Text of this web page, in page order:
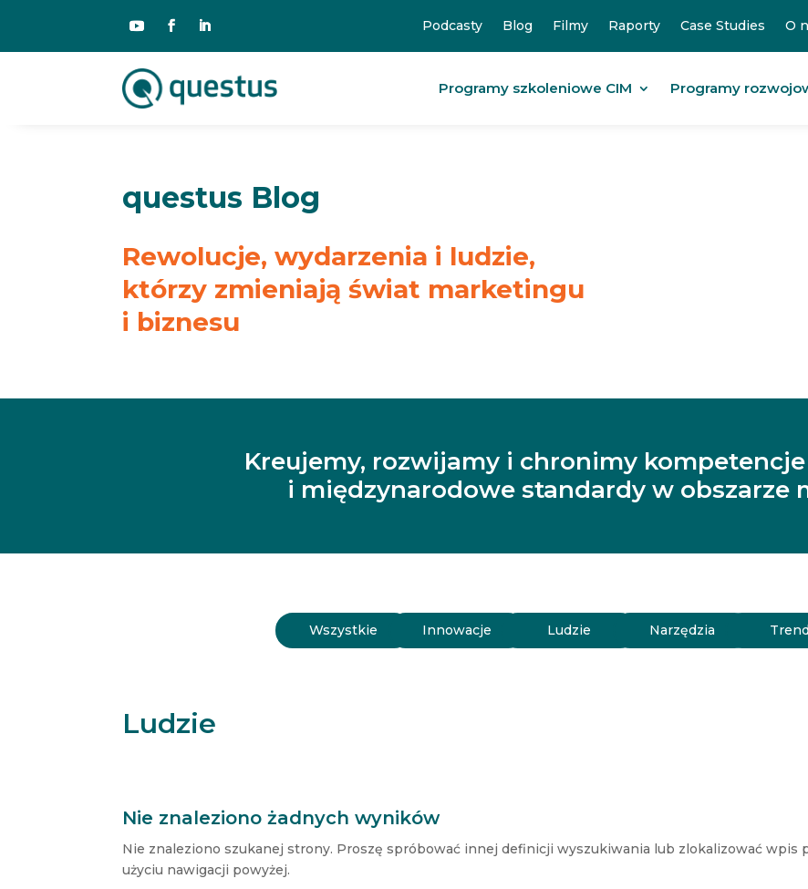
Podcasty Blog Filmy Raporty Case Studies O
Programy szkoleniowe CIM Programy
questus Blog
Rewolucje, wydarzenia i ludzie,
którzy zmieniają świat marketingu
i biznesu
Kreujemy, rozwijamy i chronimy
i międzynarodowe standardy w obszarze
Wszystkie Innowacje Ludzie Narzędzia
Ludzie
Nie znaleziono żadnych wyników
Nie znaleziono szukanej strony. Proszę spróbować innej definicji wyszukiwania lub zlokalizować wpis
użyciu nawigacji powyżej.